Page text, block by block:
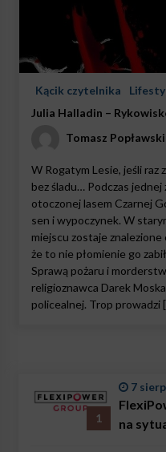
Kącik czytelnika
Julia Halladin –
Tomasz Popławski
W Rogatym Lesie, jeśli raz
bez śladu… Podczas
otoczonej lasem Czarnej
sen i wypoczynek. W
miejscu zostaje znalezione
że to nie płomienie go
Sprawą pożaru i
religioznawca Darek
policealnej. Trop prowadzi
1
7
na